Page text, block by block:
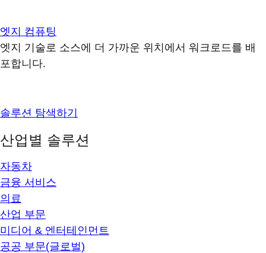
엣지 컴퓨팅
엣지 기술로 소스에 더 가까운 위치에서 워크로드를 배
포합니다.
솔루션 탐색하기
산업별 솔루션
자동차
금융 서비스
의료
산업 부문
미디어 & 엔터테인먼트
공공 부문(글로벌)